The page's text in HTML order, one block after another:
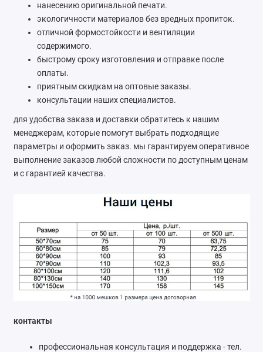
Макеты для печати на кружках
Показать все
нанесению оригинальной печати.
экологичности материалов без вредных пропиток.
отличной формостойкости и вентиляции
содержимого.
быстрому сроку изготовления и отправке после
оплаты.
приятным скидкам на оптовые заказы.
консультации наших специалистов.
для удобства заказа и доставки обратитесь к нашим
менеджерам, которые помогут выбрать подходящие
параметры и оформить заказ. мы гарантируем оперативное
выполнение заказов любой сложности по доступным ценам
и с гарантией качества.
контакты
профессиональная консультация и поддержка - тел.